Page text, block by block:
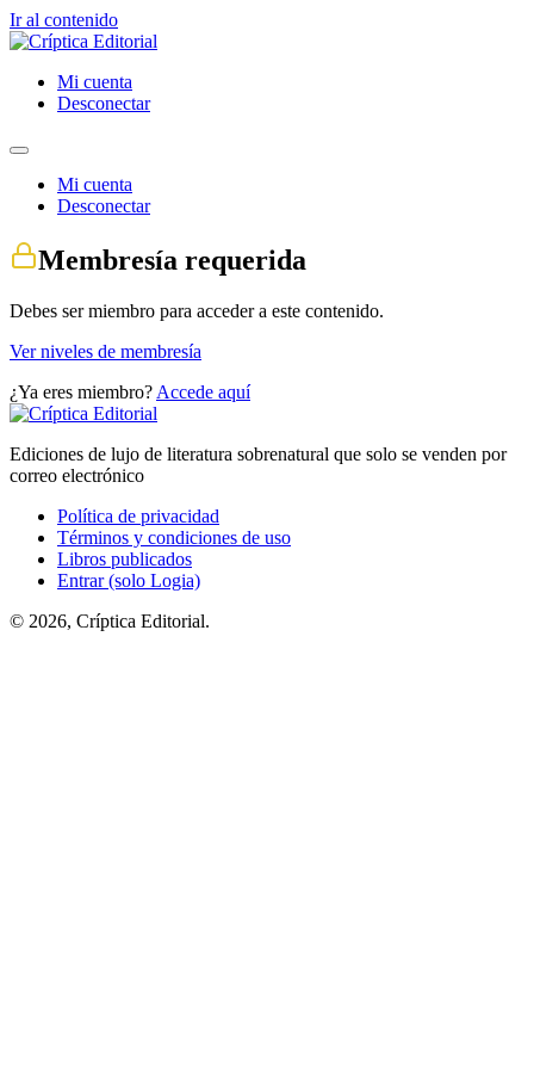
Ir al contenido
Mi cuenta
Desconectar
Mi cuenta
Desconectar
Membresía requerida
Debes ser miembro para acceder a este contenido.
Ver niveles de membresía
¿Ya eres miembro? Accede aquí
Ediciones de lujo de literatura sobrenatural que solo se venden por
correo electrónico
Política de privacidad
Términos y condiciones de uso
Libros publicados
Entrar (solo Logia)
© 2026, Críptica Editorial.